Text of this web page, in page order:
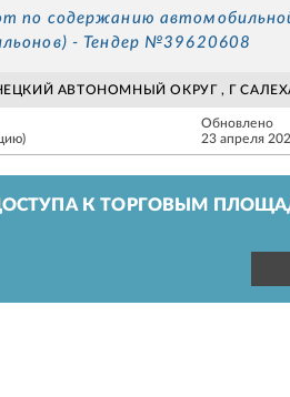
по содержанию
- Тендер №39620608
АВТОНОМНЫЙ ОКРУГ , Г
Обновлено
23 апреля
К ТОРГОВЫМ